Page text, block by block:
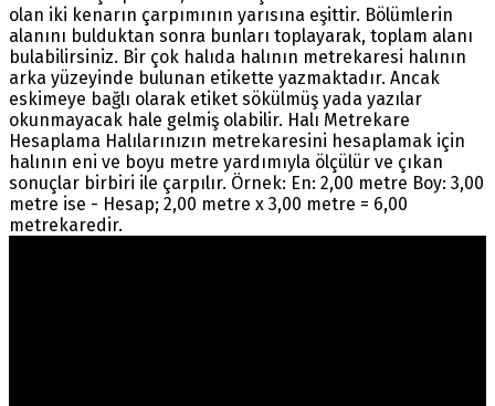
olan iki kenarın çarpımının yarısına eşittir. Bölümlerin
alanını bulduktan sonra bunları toplayarak, toplam alanı
bulabilirsiniz. Bir çok halıda halının metrekaresi halının
arka yüzeyinde bulunan etikette yazmaktadır. Ancak
eskimeye bağlı olarak etiket sökülmüş yada yazılar
okunmayacak hale gelmiş olabilir. Halı Metrekare
Hesaplama Halılarınızın metrekaresini hesaplamak için
halının eni ve boyu metre yardımıyla ölçülür ve çıkan
sonuçlar birbiri ile çarpılır. Örnek: En: 2,00 metre Boy: 3,00
metre ise - Hesap; 2,00 metre x 3,00 metre = 6,00
metrekaredir.